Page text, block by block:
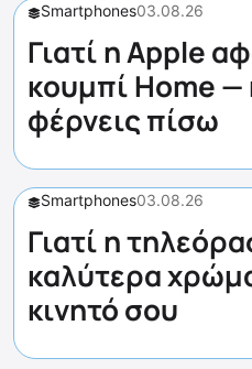
Smartphones03.08.26
Γιατί η Apple
κουμπί Home —
φέρνεις πίσω
Smartphones03.08.26
Γιατί η
καλύτερα
κινητό σου